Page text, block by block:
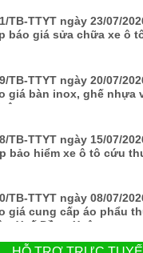
TB-TTYT ngày 23/07/
báo giá sửa chữa xe ô
TB-TTYT ngày 20/07/
giá bàn inox, ghế nhựa
TB-TTYT ngày 15/07/
bảo hiểm xe ô tô cứu
TB-TTYT ngày 08/07/
giá cung cấp áo phẩu
Y tế Đồng Xuân